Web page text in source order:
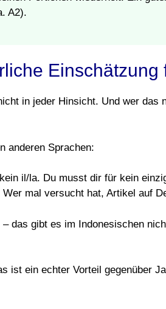
A2).
Einschätzung
in jeder Hinsicht. Und wer das
anderen Sprachen:
il/la. Du musst dir für kein
mal versucht hat, Artikel auf
– das gibt es im Indonesischen
ist ein echter Vorteil gegenüber